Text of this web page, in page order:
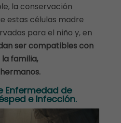
la conservación
estas células madre
para el niño y, en
ser compatibles con
familia,
Enfermedad de
e Infección.